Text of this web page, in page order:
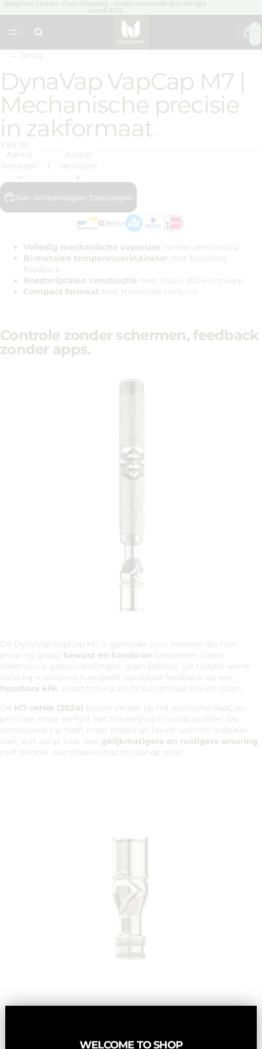
Totaal
← Terug
Afbeelding
openen
in
volledig
scherm
DynaVap VapCap M7 |
Mechanische precisie
in zakformaat
€89,00
Aantal
verlagen
Aantal
verhogen
Aan winkelwagen toevoegen
Volledig mechanische vaporizer zonder elektronica
Bi-metalen temperatuurindicator met hoorbare
feedback
Roestvrijstalen constructie met nieuw 2024-ontwerp
Compact formaat met maximale controle
Controle zonder schermen, feedback
zonder apps.
De DynaVap VapCap M7 is gemaakt voor mensen die hun
ervaring graag bewust en hands-on benaderen. Geen
elektronica, geen instellingen, geen batterij. Dit toestel werkt
volledig mechanisch en geeft duidelijke feedback via een
hoorbare klik, zodat timing en ritme centraal blijven staan.
De M7-versie (2024) bouwt verder op het iconische VapCap-
principe, maar verfijnt het ontwerp op cruciale punten. De
vernieuwde tip heeft meer massa en houdt warmte stabieler
vast, wat zorgt voor een gelijkmatigere en rustigere ervaring,
met minder warmteoverdracht naar de steel.
bi-metalen captive cap geeft een duidelijk signaal bij
WELCOME TO SHOP